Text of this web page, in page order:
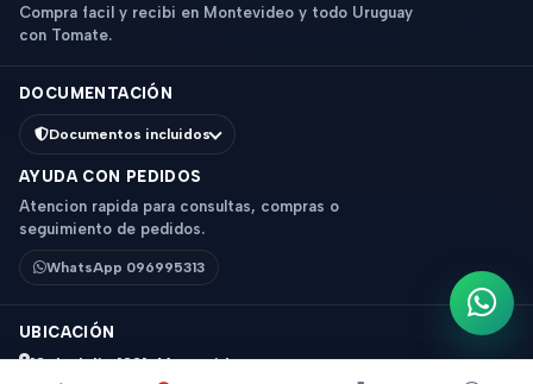
Compra facil y recibi en Montevideo y todo Uruguay
con Tomate.
DOCUMENTACIÓN
Documentos incluidos
AYUDA CON PEDIDOS
Atencion rapida para consultas, compras o
seguimiento de pedidos.
WhatsApp 096995313
UBICACIÓN
18 de Julio 1831, Montevideo